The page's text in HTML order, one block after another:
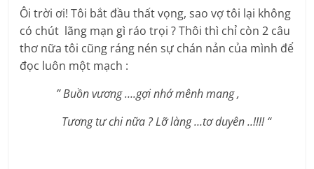
Ôi trời ơi! Tôi bắt đầu thất vọng, sao vợ tôi lại không
có chút lãng mạn gì ráo trọi ? Thôi thì chỉ còn 2 câu
thơ nữa tôi cũng ráng nén sự chán nản của mình để
đọc luôn một mạch :
” Buồn vương ….gợi nhớ mênh mang ,
Tương tư chi nữa ? Lỡ làng …tơ duyên ..!!!! “